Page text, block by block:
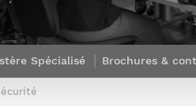
Alumni
Témoignages
communication
Modélisation
mathématique
Spécialisé Brochures &